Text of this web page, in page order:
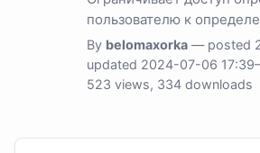
пользователю к
By belomaxorka — posted
updated 2024-07-06
523 views, 334 downloads